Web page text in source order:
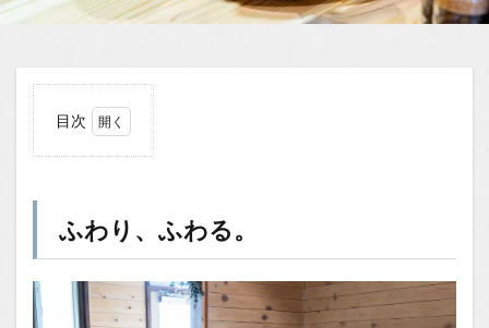
目次
る。
1.1
場所
1.2
ふわり、ふわる。